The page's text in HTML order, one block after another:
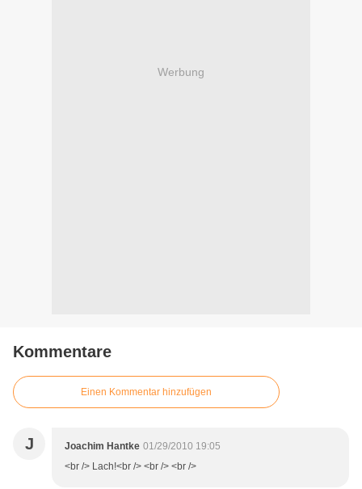
Werbung
Kommentare
Einen Kommentar hinzufügen
J Joachim Hantke 01/29/2010 19:05
<br /> Lach!<br /> <br /> <br />